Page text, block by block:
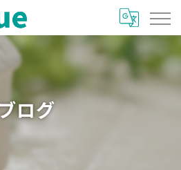
ブログ